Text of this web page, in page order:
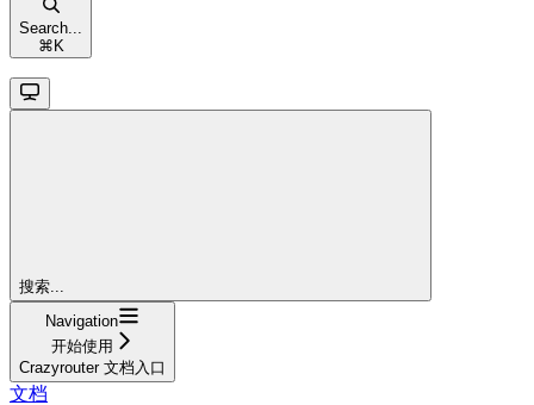
Search...
⌘ K
搜索...
Navigation
开始使用
Crazyrouter 文档入口
文档